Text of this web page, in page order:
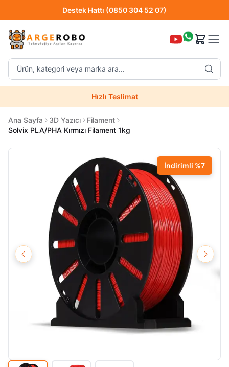
Destek Hattı (0850 304 52 07)
Ürün, kategori veya marka ara...
Destek Hattı (0850 304 52 07)
Hızlı Teslimat
Uzman Teknik Servis
Ana Sayfa 3D Yazıcı
Filament
Solvix PLA/PHA Kırmızı Filament 1kg
İndirimli %7